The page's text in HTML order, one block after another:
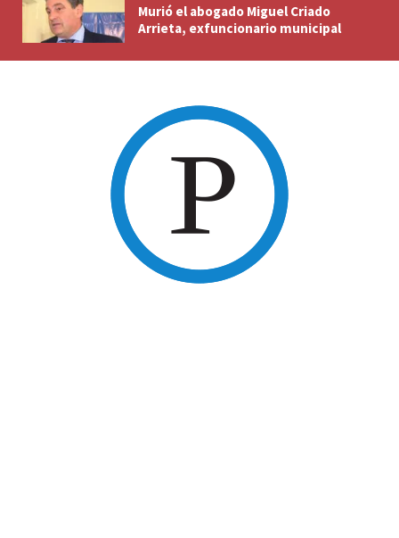
Murió el abogado Miguel Criado
Arrieta, exfuncionario municipal